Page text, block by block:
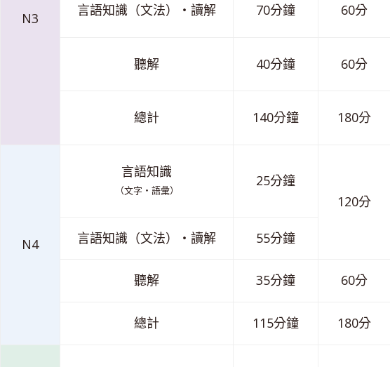
N3 言語知識（文法）・讀解 70分鐘 60分
聽解 40分鐘 60分
總計 140分鐘 180分
N4
言語知識
（文字・語彙）
25分鐘
120分
言語知識（文法）・讀解 55分鐘
聽解 35分鐘 60分
總計 115分鐘 180分